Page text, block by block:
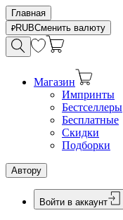
Главная
RUBСменить валюту
Магазин
Импринты
Бестселлеры
Бесплатные
Скидки
Подборки
Автору
Войти в аккаунт